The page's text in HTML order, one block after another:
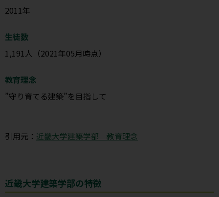
2011年
生徒数
1,191人（2021年05月時点）
教育理念
”守り育てる建築”を目指して
引用元： 近畿大学建築学部 教育理念
近畿大学建築学部の特徴